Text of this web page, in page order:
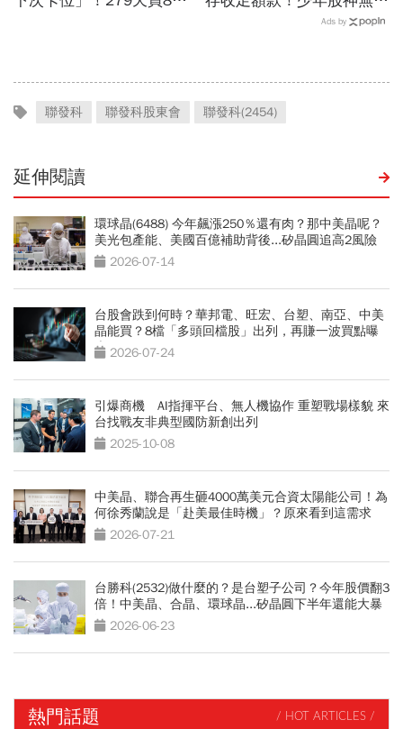
當沖翻車、前7月飆百億…
Ads by
聯發科 聯發科股東會 聯發科(2454)
延伸閱讀
環球晶(6488) 今年飆漲250％還有肉？那中美晶呢？
美光包產能、美國百億補助背後...矽晶圓追高2風險
2026-07-14
台股會跌到何時？華邦電、旺宏、台塑、南亞、中美
晶能買？8檔「多頭回檔股」出列，再賺一波買點曝
光 2026-07-24
引爆商機 AI指揮平台、無人機協作 重塑戰場樣貌 來
台找戰友非典型國防新創出列
2025-10-08
中美晶、聯合再生砸4000萬美元合資太陽能公司！為
何徐秀蘭說是「赴美最佳時機」？原來看到這需求
2026-07-21
台勝科(2532)做什麼的？是台塑子公司？今年股價翻3
倍！中美晶、合晶、環球晶...矽晶圓下半年還能大暴
漲？2026-06-23
熱門話題 / HOT ARTICLES /